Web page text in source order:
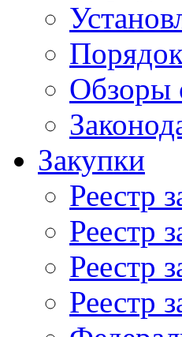
Обзоры
Закупки
Реестр
Реестр
Реестр
Реестр